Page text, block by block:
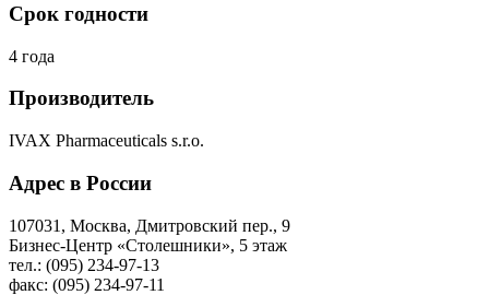
Срок годности
4 года
Производитель
IVAX Pharmaceuticals s.r.o.
Адрес в России
107031, Москва, Дмитровский пер., 9
Бизнес-Центр «Столешники», 5 этаж
тел.: (095) 234-97-13
факс: (095) 234-97-11